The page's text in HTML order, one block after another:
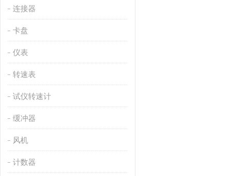
连接器
卡盘
仪表
转速表
试仪转速计
缓冲器
风机
计数器